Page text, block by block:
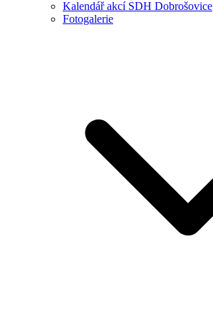
Kalendář akcí SDH Dobrošovice
Fotogalerie